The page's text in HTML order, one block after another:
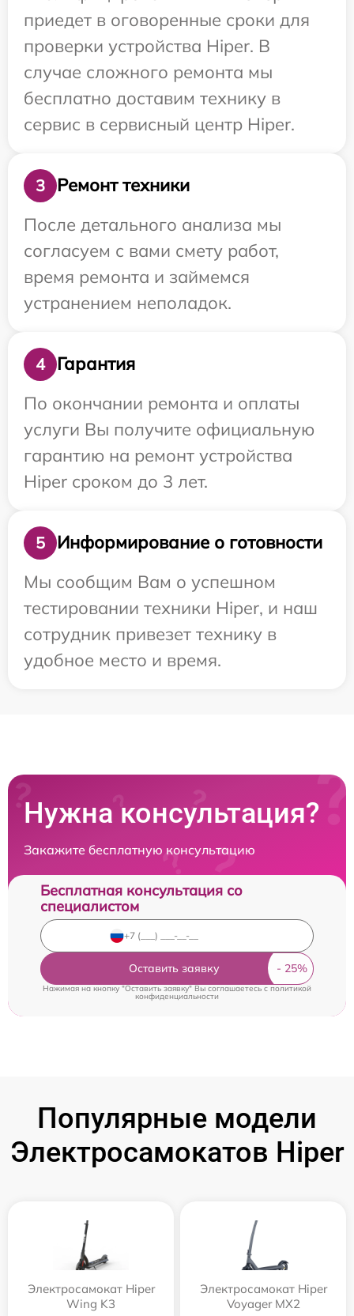
приедет в оговоренные сроки для
проверки устройства Hiper. В
случае сложного ремонта мы
бесплатно доставим технику в
сервис в сервисный центр Hiper.
3
Ремонт техники
После детального анализа мы
согласуем с вами смету работ,
время ремонта и займемся
устранением неполадок.
4
Гарантия
По окончании ремонта и оплаты
услуги Вы получите официальную
гарантию на ремонт устройства
Hiper сроком до 3 лет.
5
Информирование о готовности
Мы сообщим Вам о успешном
тестировании техники Hiper, и наш
сотрудник привезет технику в
удобное место и время.
Нужна консультация?
Закажите бесплатную консультацию
Бесплатная консультация со
специалистом
Оставить заявку
Нажимая на кнопку "Оставить заявку" Вы соглашаетесь cполитикой
конфиденциальности
Популярные модели
Электросамокатов Hiper
Электросамокат Hiper
Wing K3
Электросамокат Hiper
Voyager MX2